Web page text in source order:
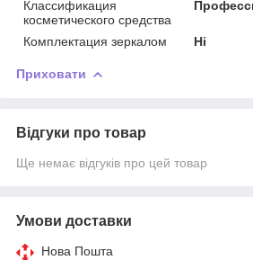
Классификация
косметического средства
Комплектация зеркалом Ні
Приховати
Відгуки про товар
Ще немає відгуків про цей товар
Умови доставки
Нова Пошта